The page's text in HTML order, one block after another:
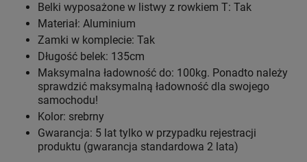
Belki wyposażone w listwy z rowkiem T: Tak
Materiał: Aluminium
Zamki w komplecie: Tak
Długość belek: 135cm
Maksymalna ładowność do: 100kg. Ponadto należy
sprawdzić maksymalną ładowność dla swojego
samochodu!
Kolor: srebrny
Gwarancja: 5 lat tylko w przypadku rejestracji
produktu (gwarancja standardowa 2 lata)